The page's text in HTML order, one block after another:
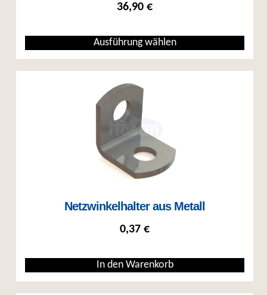
36,90 €
Ausführung wählen
Netzwinkelhalter aus Metall
0,37 €
In den Warenkorb